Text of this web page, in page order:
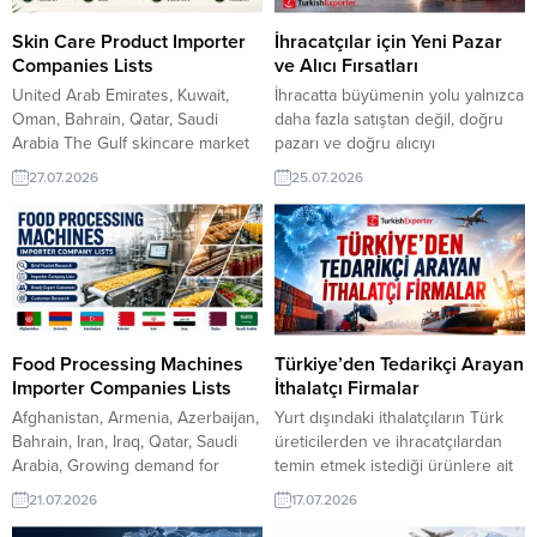
Şekerleme Talep EdiyorTacikistan
Şirketi, Türkiye’den Kablo Almak
İstiyorAfganistan’dan Alıcı, PVC
Boru Parçası...
helping exporters connect with
verified buyers and distributors....
Skin Care Product Importer
Companies Lists
United Arab Emirates, Kuwait,
Oman, Bahrain, Qatar, Saudi
Arabia The Gulf skincare market
continues to expand, creating
new opportunities for Turkish
manufacturers. Importers and
distributors across the United
Arab Emirates, Kuwait, Oman,
Bahrain, Qatar, and Saudi Arabia
are actively sourcing innovative
skincare products with reliable
quality and competitive pricing.
TurkishExporter...
27.07.2026
İhracatçılar için Yeni Pazar
ve Alıcı Fırsatları
İhracatta büyümenin yolu yalnızca
daha fazla satıştan değil, doğru
pazarı ve doğru alıcıyı
keşfetmekten geçiyor. Dünyanın
farklı noktalarından yayınlanan
güncel satın alma talepleri, Türk
firmalarına yeni ülkeleri radarına
alma ve potansiyel müşterilerle
temas kurma fırsatı sunuyor. Her
yeni bağlantı, kalıcı bir ticaret
ortaklığının başlangıcı olabilir.
Iraklı Firma, Buğday Unu
Ambalajı...
25.07.2026
Food Processing Machines
Importer Companies Lists
Afghanistan, Armenia, Azerbaijan,
Bahrain, Iran, Iraq, Qatar, Saudi
Arabia, Growing demand for
modern food manufacturing is
creating new export
21.07.2026
Türkiye’den Tedarikçi Arayan
İthalatçı Firmalar
Yurt dışındaki ithalatçıların Türk
üreticilerden ve ihracatçılardan
temin etmek istediği ürünlere ait
güncel talepleri keşfedin. Farklı
ülkelerden gelen satın alma
17.07.2026